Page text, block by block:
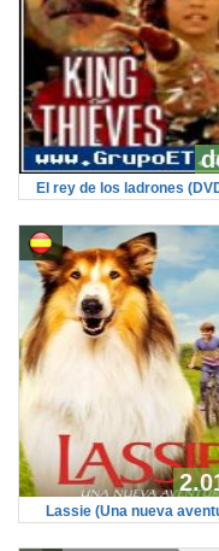
El rey de los ladrones
Lassie (Una nueva